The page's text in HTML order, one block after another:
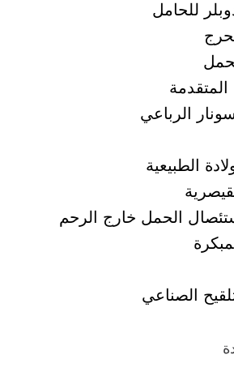
للحامل
المتقدمة
الرباعي
الطبيعية
الحمل خارج الرحم
الصناعي